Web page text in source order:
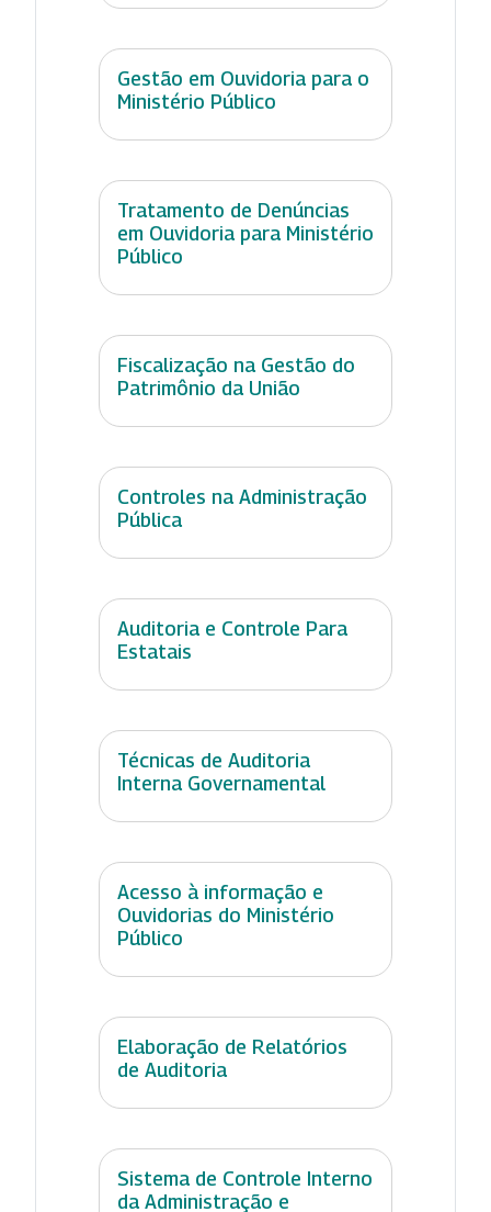
Gestão em Ouvidoria para o
Ministério Público
Tratamento de Denúncias
em Ouvidoria para Ministério
Público
Fiscalização na Gestão do
Patrimônio da União
Controles na Administração
Pública
Auditoria e Controle Para
Estatais
Técnicas de Auditoria
Interna Governamental
Acesso à informação e
Ouvidorias do Ministério
Público
Elaboração de Relatórios
de Auditoria
Sistema de Controle Interno
da Administração e